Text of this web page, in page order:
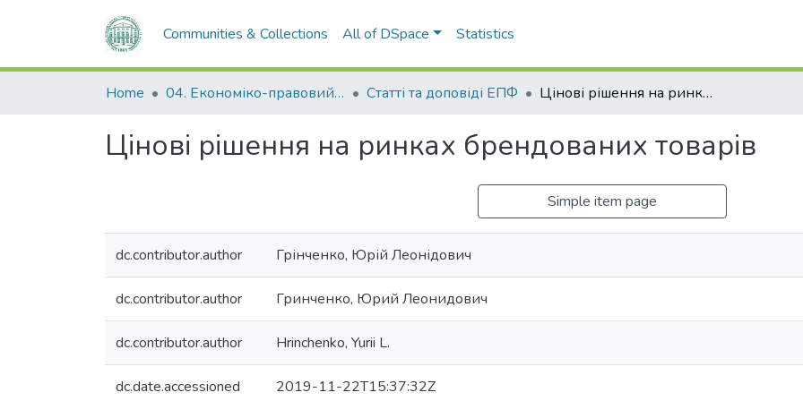
Communities & Collections All of DSpace Statistics
Home 04. Економіко-правовий факультет Статті та доповіді ЕПФ Цінові рішення на ринках брендованих товарів
Цінові рішення на ринках брендованих товарів
Simple item page
dc.contributor.author Грінченко, Юрій Леонідович
dc.contributor.author Гринченко, Юрий Леонидович
dc.contributor.author Hrinchenko, Yurii L.
dc.date.accessioned 2019-11-22T15:37:32Z